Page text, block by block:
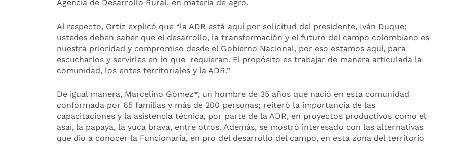
Agencia de Desarrollo Rural, en materia de agro.
Al respecto, Ortiz explicó que “la ADR está aquí por solicitud del presidente, Iván Duque;
ustedes deben saber que el desarrollo, la transformación y el futuro del campo colombiano es
nuestra prioridad y compromiso desde el Gobierno Nacional, por eso estamos aquí, para
escucharlos y servirles en lo que requieran. El propósito es trabajar de manera articulada la
comunidad, los entes territoriales y la ADR.”
De igual manera, Marcelino Gómez*, un hombre de 35 años que nació en esta comunidad
conformada por 65 familias y más de 200 personas; reiteró la importancia de las
capacitaciones y la asistencia técnica, por parte de la ADR, en proyectos productivos como el
asaí, la papaya, la yuca brava, entre otros. Además, se mostró interesado con las alternativas
que dio a conocer la Funcionaria, en pro del desarrollo del campo, en esta zona del territorio